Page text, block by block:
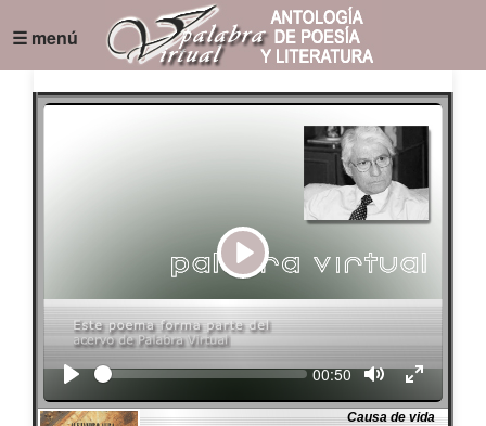
☰ menú
Play
Seek Current
00:50
Causa de vida